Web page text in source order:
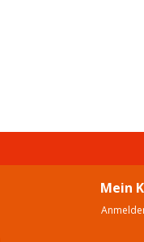
Mein